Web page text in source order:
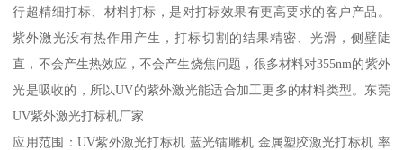
行超精细打标、材料打标，是对打标效果有更高要求的客户产品。
紫外激光没有热作用产生，打标切割的结果精密、光滑，侧壁陡
直，不会产生热效应，不会产生烧焦问题，很多材料对355nm的紫外
光是吸收的，所以UV的紫外激光能适合加工更多的材料类型。东莞
UV紫外激光打标机厂家
应用范围：UV紫外激光打标机 蓝光镭雕机 金属塑胶激光打标机 率